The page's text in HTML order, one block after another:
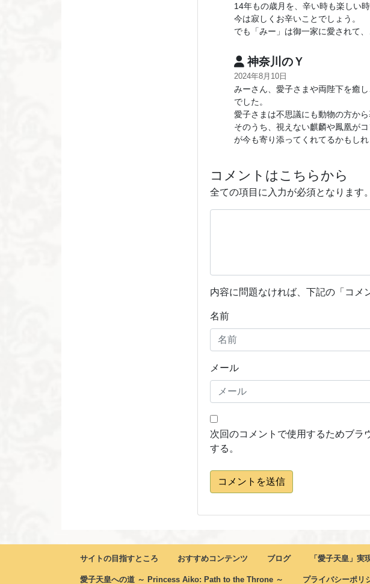
14年もの歳月を、辛い時も楽しい
今は寂しくお辛いことでしょう。
でも「みー」は御一家に愛されて
神奈川のＹ
2024年8月10日
みーさん、愛子さまや両陛下を癒
でした。
愛子さまは不思議にも動物の方か
そのうち、視えない麒麟や鳳凰が
が今も寄り添ってくれてるかもし
コメントはこちらから
全ての項目に入力が必須となります
内容に問題なければ、下記の「コメ
名前
メール
次回のコメントで使用するためブラ
する。
コメントを送信
サイトの目指すところ おすすめコンテンツ ブログ 「愛子天皇」実
愛子天皇への道 ～ Princess Aiko: Path to the Throne ～ プライバシーポリ